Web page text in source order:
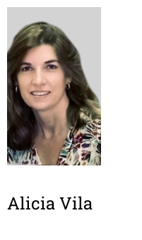
Alicia Vila